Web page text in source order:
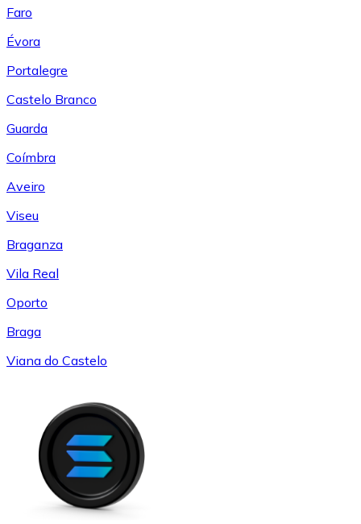
Faro
Évora
Portalegre
Castelo Branco
Guarda
Coímbra
Aveiro
Viseu
Braganza
Vila Real
Oporto
Braga
Viana do Castelo